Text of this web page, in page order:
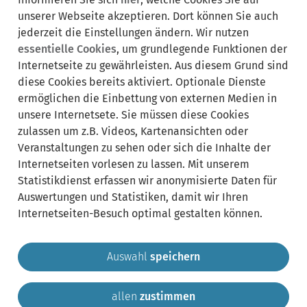
Um die aktuellen Veranstaltungen in Krailling zu
sehen, müssen Daten von der Seite mein-wuermtal.de
geladen werden. Klicken Sie bitte auf den Button ‚ich
akzeptiere‘ um die Daten zu laden.
Klicken Sie aufDatenschutz, um mehr über unseren
Datenschutz zu erfahren.
ich akzeptiere
Datenschutzeinstellungen
Gemeinde Krailling Impressum
unserer Webseite akzeptieren. Dort können Sie auch
jederzeit die Einstellungen ändern. Wir nutzen
essentielle Cookies, um grundlegende Funktionen der
Internetseite zu gewährleisten. Aus diesem Grund sind
diese Cookies bereits aktiviert. Optionale Dienste
ermöglichen die Einbettung von externen Medien in
unsere Internetsete. Sie müssen diese Cookies
zulassen um z.B. Videos, Kartenansichten oder
Veranstaltungen zu sehen oder sich die Inhalte der
Internetseiten vorlesen zu lassen. Mit unserem
Statistikdienst erfassen wir anonymisierte Daten für
Auswertungen und Statistiken, damit wir Ihren
Internetseiten-Besuch optimal gestalten können.
Auswahl speichern
allen zustimmen